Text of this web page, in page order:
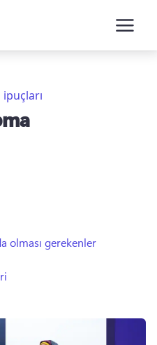
olması gerekenler